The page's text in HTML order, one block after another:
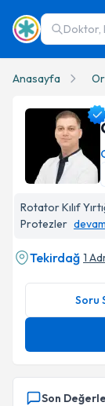
Doktor,
Anasayfa
Rotator Kılıf
Protezler
Tekirdağ 1
Soru
Son